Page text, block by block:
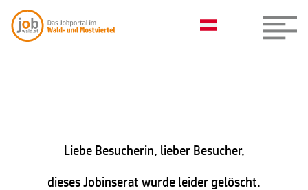
Liebe Besucherin, lieber Besucher,
dieses Jobinserat wurde leider gelöscht.